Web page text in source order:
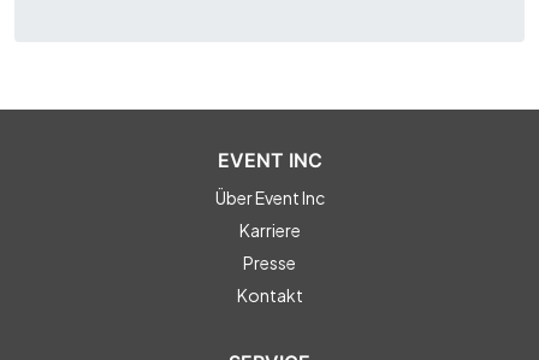
EVENT INC
Über Event Inc
Karriere
Presse
Kontakt